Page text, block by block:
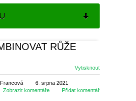
BALKÓNOVÝCH
RŮŽE
Vytisknout
6. srpna 2021
Přidat komentář
Zobrazit komentáře